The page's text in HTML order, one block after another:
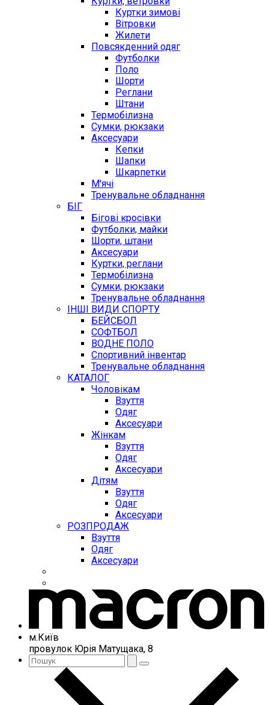
Куртки зимові
Вітровки
Жилети
Повсякденний одяг
Футболки
Поло
Шорти
Реглани
Штани
Термобілизна
Сумки, рюкзаки
Аксесуари
Кепки
Шапки
Шкарпетки
М'ячі
Тренувальне обладнання
БІГ
Бігові кросівки
Футболки, майки
Шорти, штани
Аксесуари
Куртки, реглани
Термобілизна
Сумки, рюкзаки
Тренувальне обладнання
ІНШІ ВИДИ СПОРТУ
БЕЙСБОЛ
СОФТБОЛ
ВОДНЕ ПОЛО
Спортивний інвентар
Тренувальне обладнання
КАТАЛОГ
Чоловікам
Взуття
Одяг
Аксесуари
Жінкам
Взуття
Одяг
Аксесуари
Дітям
Взуття
Одяг
Аксесуари
РОЗПРОДАЖ
Взуття
Одяг
Аксесуари
м.Київ
провулок Юрія Матущака, 8